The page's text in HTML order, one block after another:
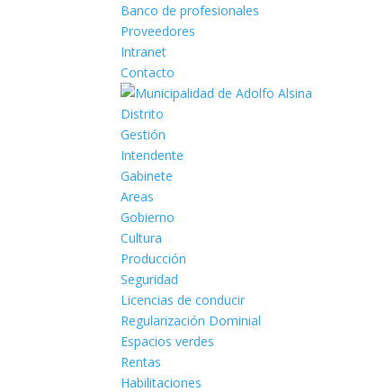
Banco de profesionales
Proveedores
Intranet
Contacto
Distrito
Gestión
Intendente
Gabinete
Areas
Gobierno
Cultura
Producción
Seguridad
Licencias de conducir
Regularización Dominial
Espacios verdes
Rentas
Habilitaciones